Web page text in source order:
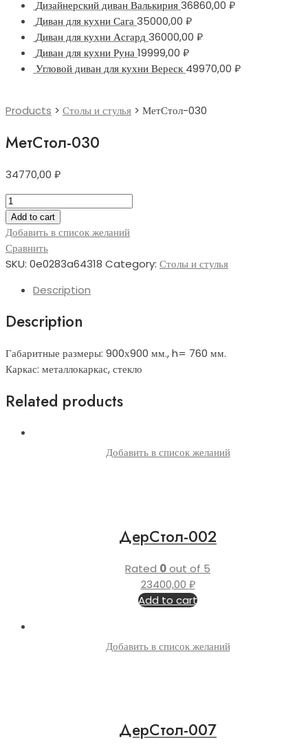
Дизайнерский диван Валькирия36860,00 ₽
Диван для кухни Сага35000,00 ₽
Диван для кухни Асгард36000,00 ₽
Диван для кухни Руна19999,00 ₽
Угловой диван для кухни Вереск 49970,00 ₽
Products > Столы и стулья > МетСтол-030
МетСтол-030
34770,00 ₽
МетСтол-030
quantity
Add to cart
Добавить в список желаний
Сравнить
SKU: 0e0283a64318 Category: Столы и стулья
Description
Description
Габаритные размеры: 900х900 мм., h= 760 мм.
Каркас: металлокаркас, стекло
Related products
Добавить в список желаний
ДерСтол-002
Rated 0out of 5
23400,00 ₽
Add to cart
Добавить в список желаний
ДерСтол-007